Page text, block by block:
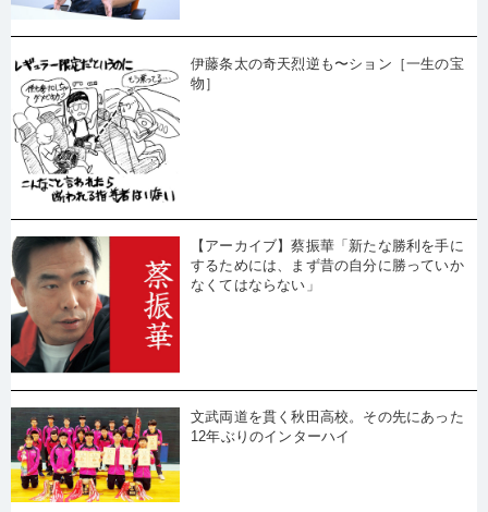
伊藤条太の奇天烈逆も〜ション［一生の宝
物］
【アーカイブ】蔡振華「新たな勝利を手に
するためには、まず昔の自分に勝っていか
なくてはならない」
文武両道を貫く秋田高校。その先にあった
12年ぶりのインターハイ